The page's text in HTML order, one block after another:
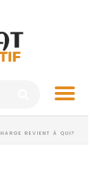
REVIENT À QUI?